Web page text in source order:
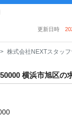
更新日時
株式会社NEXTスタッ
横浜市旭区の